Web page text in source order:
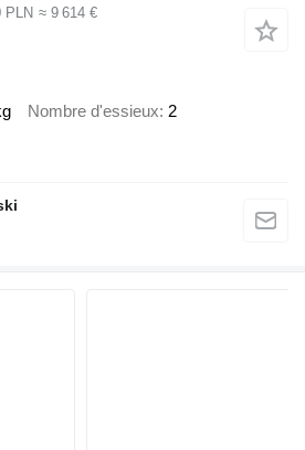
PLN ≈ 9 614 €
Nombre d'essieux 2